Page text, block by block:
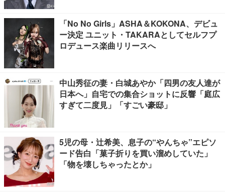
「No No Girls」ASHA＆KOKONA、デビュ
ー決定 ユニット・TAKARAとしてセルフプ
ロデュース楽曲リリースへ
中山秀征の妻・白城あやか「四男の友人達が
日本へ」自宅での集合ショットに反響「庭広
すぎて二度見」「すごい豪邸」
5児の母・辻希美、息子の“やんちゃ”エピソ
ード告白「菓子折りを買い溜めしていた」
「物を壊しちゃったとか」